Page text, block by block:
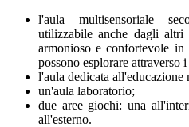
l'aula multisensoriale
utilizzabile anche dagli altri
armonioso e confortevole
possono esplorare attraverso i
l'aula dedicata all'educazione
un'aula laboratorio;
due aree giochi: una
all'esterno.